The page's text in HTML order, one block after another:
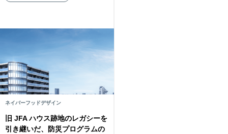
ネイバーフッドデザイン
旧 JFA ハウス跡地のレガシーを
引き継いだ、防災プログラムの